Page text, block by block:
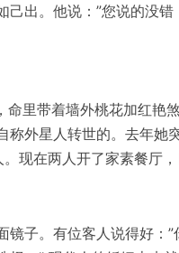
己出。他说：”您说的没
里带着墙外桃花加红艳
称外星人转世的。去年她
在两人开了家素餐厅，
子。有位客人说得好：